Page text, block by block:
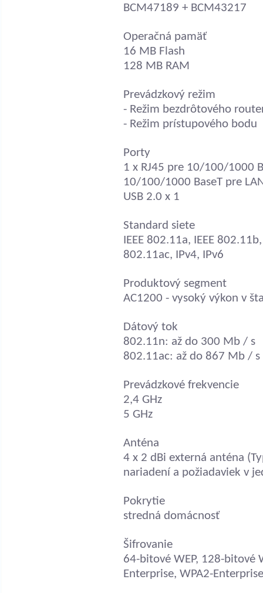
BCM47189 + BCM43217
Operačná pamäť
16 MB Flash
128 MB RAM
Prevádzkový režim
- Režim bezdrôtového
- Režim prístupového bodu
Porty
1 x RJ45 pre 10/100/1000
10/100/1000 BaseT pre
USB 2.0 x 1
Standard siete
IEEE 802.11a, IEEE
802.11ac, IPv4, IPv6
Produktový segment
AC1200 - vysoký výkon v
Dátový tok
802.11n: až do 300 Mb / s
802.11ac: až do 867 Mb / s
Prevádzkové frekvencie
2,4 GHz
5 GHz
Anténa
4 x 2 dBi externá anténa
nariadení a požiadaviek v
Pokrytie
stredná domácnosť
Šifrovanie
64-bitové WEP, 128-bitové
Enterprise, WPA2-